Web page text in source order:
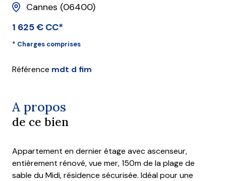
Cannes (06400)
1 625 € CC*
* Charges comprises
Référence mdt d fim
A propos
de ce bien
Appartement en dernier étage avec ascenseur,
entièrement rénové, vue mer, 150m de la plage de
sable du Midi, résidence sécurisée. Idéal pour une